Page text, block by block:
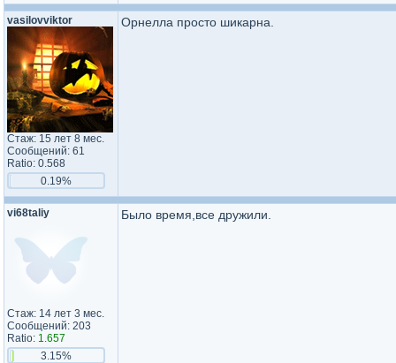
vasilovviktor
Стаж: 15 лет 8 мес.
Сообщений: 61
Ratio: 0.568
0.19%
Орнелла просто шикарна.
vi68taliy
Стаж: 14 лет 3 мес.
Сообщений: 203
Ratio: 1.657
3.15%
Было время,все дружили.